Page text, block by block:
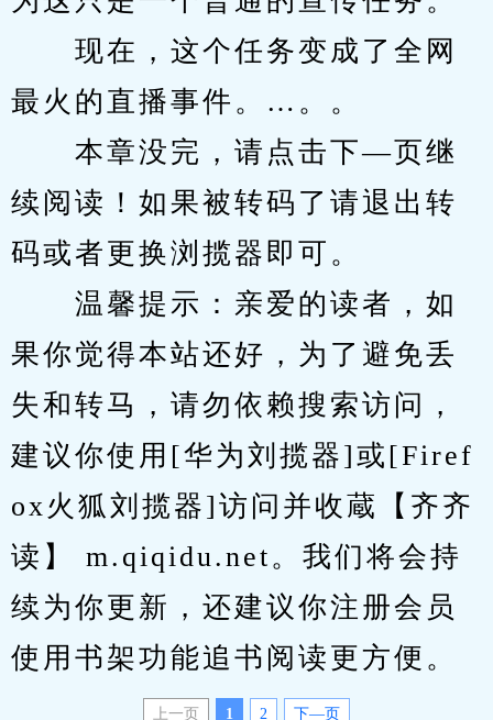
现在，这个任务变成了全网
最火的直播事件。…。。
本章没完，请点击下—页继
续阅读！如果被转码了请退出转
码或者更换浏揽器即可。
温馨提示：亲爱的读者，如
果你觉得本站还好，为了避免丢
失和转马，请勿依赖搜索访问，
建议你使用[华为刘揽器]或[Firef
ox火狐刘揽器]访问并收蔵【齐齐
读】 m.qiqidu.net。我们将会持
续为你更新，还建议你注册会员
使用书架功能追书阅读更方便。
上一页 1 2 下—页